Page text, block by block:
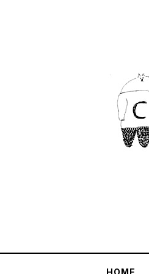
HOME